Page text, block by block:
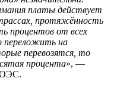
платы действует
протяжённость
процентов от всех
переложить на
перевозятся, то
процента», —